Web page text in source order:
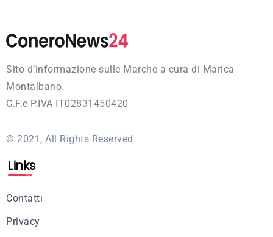
Sito d’informazione sulle Marche a cura di Marica
Montalbano.
C.F.e P.IVA IT02831450420
© 2021, All Rights Reserved.
Links
Contatti
Privacy